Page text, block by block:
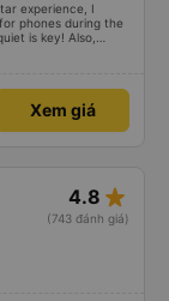
experience, I
phones during the
is key! Also,
for convenience. I
vào ban đêm
nên dán sẵn mật
vẫn sẽ tiếp tục ủng
Xem giá
4.8 star_rate
(743 đánh giá)